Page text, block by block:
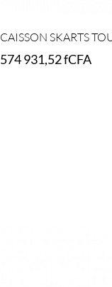
CAISSON SKARTS
574 931,52fCFA